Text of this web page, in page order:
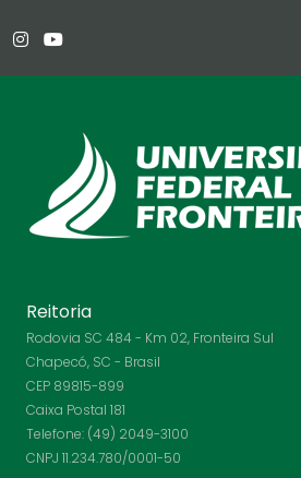
Reitoria
Rodovia SC 484 - Km 02, Fronteira Sul
Chapecó, SC - Brasil
CEP 89815-899
Caixa Postal 181
Telefone: (49) 2049-3100
CNPJ 11.234.780/0001-50